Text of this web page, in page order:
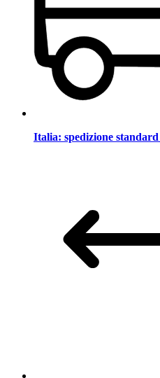
Italia: spedizione